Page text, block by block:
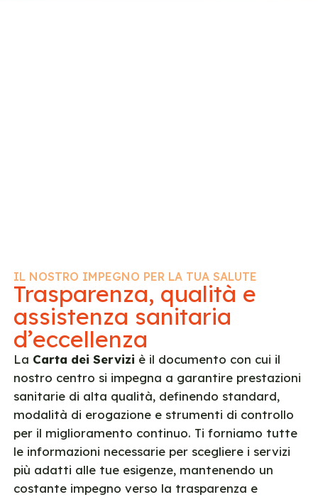
IL NOSTRO IMPEGNO PER LA TUA SALUTE
Trasparenza, qualità e
assistenza sanitaria
d’eccellenza
La Carta dei Servizi è il documento con cui il
nostro centro si impegna a garantire prestazioni
sanitarie di alta qualità, definendo standard,
modalità di erogazione e strumenti di controllo
per il miglioramento continuo. Ti forniamo tutte
le informazioni necessarie per scegliere i servizi
più adatti alle tue esigenze, mantenendo un
costante impegno verso la trasparenza e